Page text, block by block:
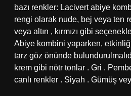
bazı renkler: Lacivert abiye
rengi olarak nude, bej veya ten
veya altın , kırmızı gibi
Abiye kombini yaparken,
tarz göz önünde
krem gibi nötr tonlar . Gri .
canlı renkler . Siyah . Gümüş